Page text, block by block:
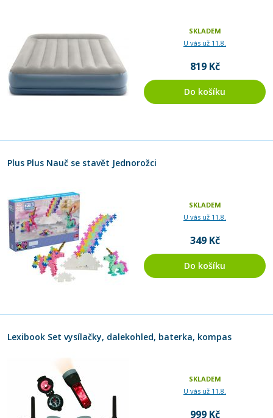
SKLADEM
U vás už 11.8.
819 Kč
Do košíku
Plus Plus Nauč se stavět Jednorožci
SKLADEM
U vás už 11.8.
349 Kč
Do košíku
Lexibook Set vysílačky, dalekohled, baterka, kompas
SKLADEM
U vás už 11.8.
999 Kč